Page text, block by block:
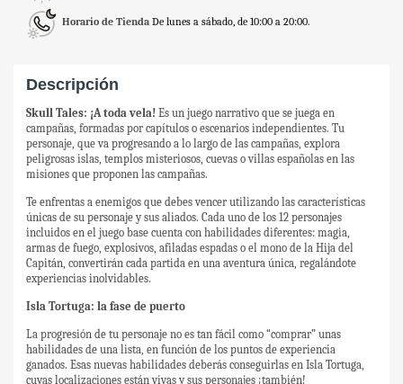
Horario de Tienda De lunes a sábado, de 10:00 a 20:00.
Descripción
Skull Tales: ¡A toda vela! Es un juego narrativo que se juega en
campañas, formadas por capítulos o escenarios independientes. Tu
personaje, que va progresando a lo largo de las campañas, explora
peligrosas islas, templos misteriosos, cuevas o villas españolas en las
misiones que proponen las campañas.
Te enfrentas a enemigos que debes vencer utilizando las características
únicas de su personaje y sus aliados. Cada uno de los 12 personajes
incluidos en el juego base cuenta con habilidades diferentes: magia,
armas de fuego, explosivos, afiladas espadas o el mono de la Hija del
Capitán, convertirán cada partida en una aventura única, regalándote
experiencias inolvidables.
Isla Tortuga: la fase de puerto
La progresión de tu personaje no es tan fácil como “comprar” unas
habilidades de una lista, en función de los puntos de experiencia
ganados. Esas nuevas habilidades deberás conseguirlas en Isla Tortuga,
cuyas localizaciones están vivas y sus personajes ¡también!